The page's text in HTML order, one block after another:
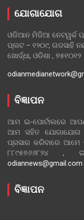
ଯୋଗାଯୋଗ
ଓଡିଆନ ମିଡିଆ ନେଟୱର୍କ
ପ୍ଲଟ – ୧୨୦୯, ଗଡସାହି
ଖୋର୍ଦ୍ଧା, ଓଡିଶା , ୭୫୧୦୧୨
ବିଜ୍ଞାପନ
ଆମ ଇ-ପୋର୍ଟାଲରେ
ଆମ ସହିତ ଯୋଗାଯୋଗ
ପ୍ରସାର କରିବାରେ
୮୮୯୫୭୬୬୮୨୪ ,
odiannews@gmail.com
ବିଜ୍ଞାପନ